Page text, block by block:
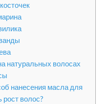
натуральных волосах
нанесения масла для
рост волос?